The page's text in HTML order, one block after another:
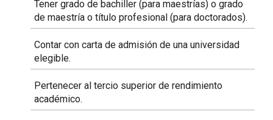
Tener grado de bachiller (para maestrías) o grado
de maestría o título profesional (para doctorados).
Contar con carta de admisión de una universidad
elegible.
Pertenecer al tercio superior de rendimiento
académico.